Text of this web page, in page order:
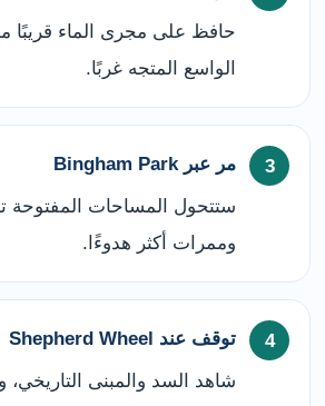
حافظ على مجرى الماء قريبًا
الواسع المتجه غربًا.
مر عبر Bingham Park
ستتحول المساحات المفتوحة
وممرات أكثر هدوءًا.
توقف عند Shepherd Wheel
شاهد السد والمبنى التاريخي،